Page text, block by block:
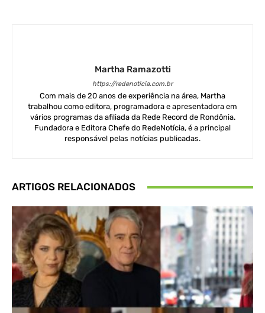
Martha Ramazotti
https://redenoticia.com.br
Com mais de 20 anos de experiência na área, Martha
trabalhou como editora, programadora e apresentadora em
vários programas da afiliada da Rede Record de Rondônia.
Fundadora e Editora Chefe do RedeNotícia, é a principal
responsável pelas notícias publicadas.
ARTIGOS RELACIONADOS